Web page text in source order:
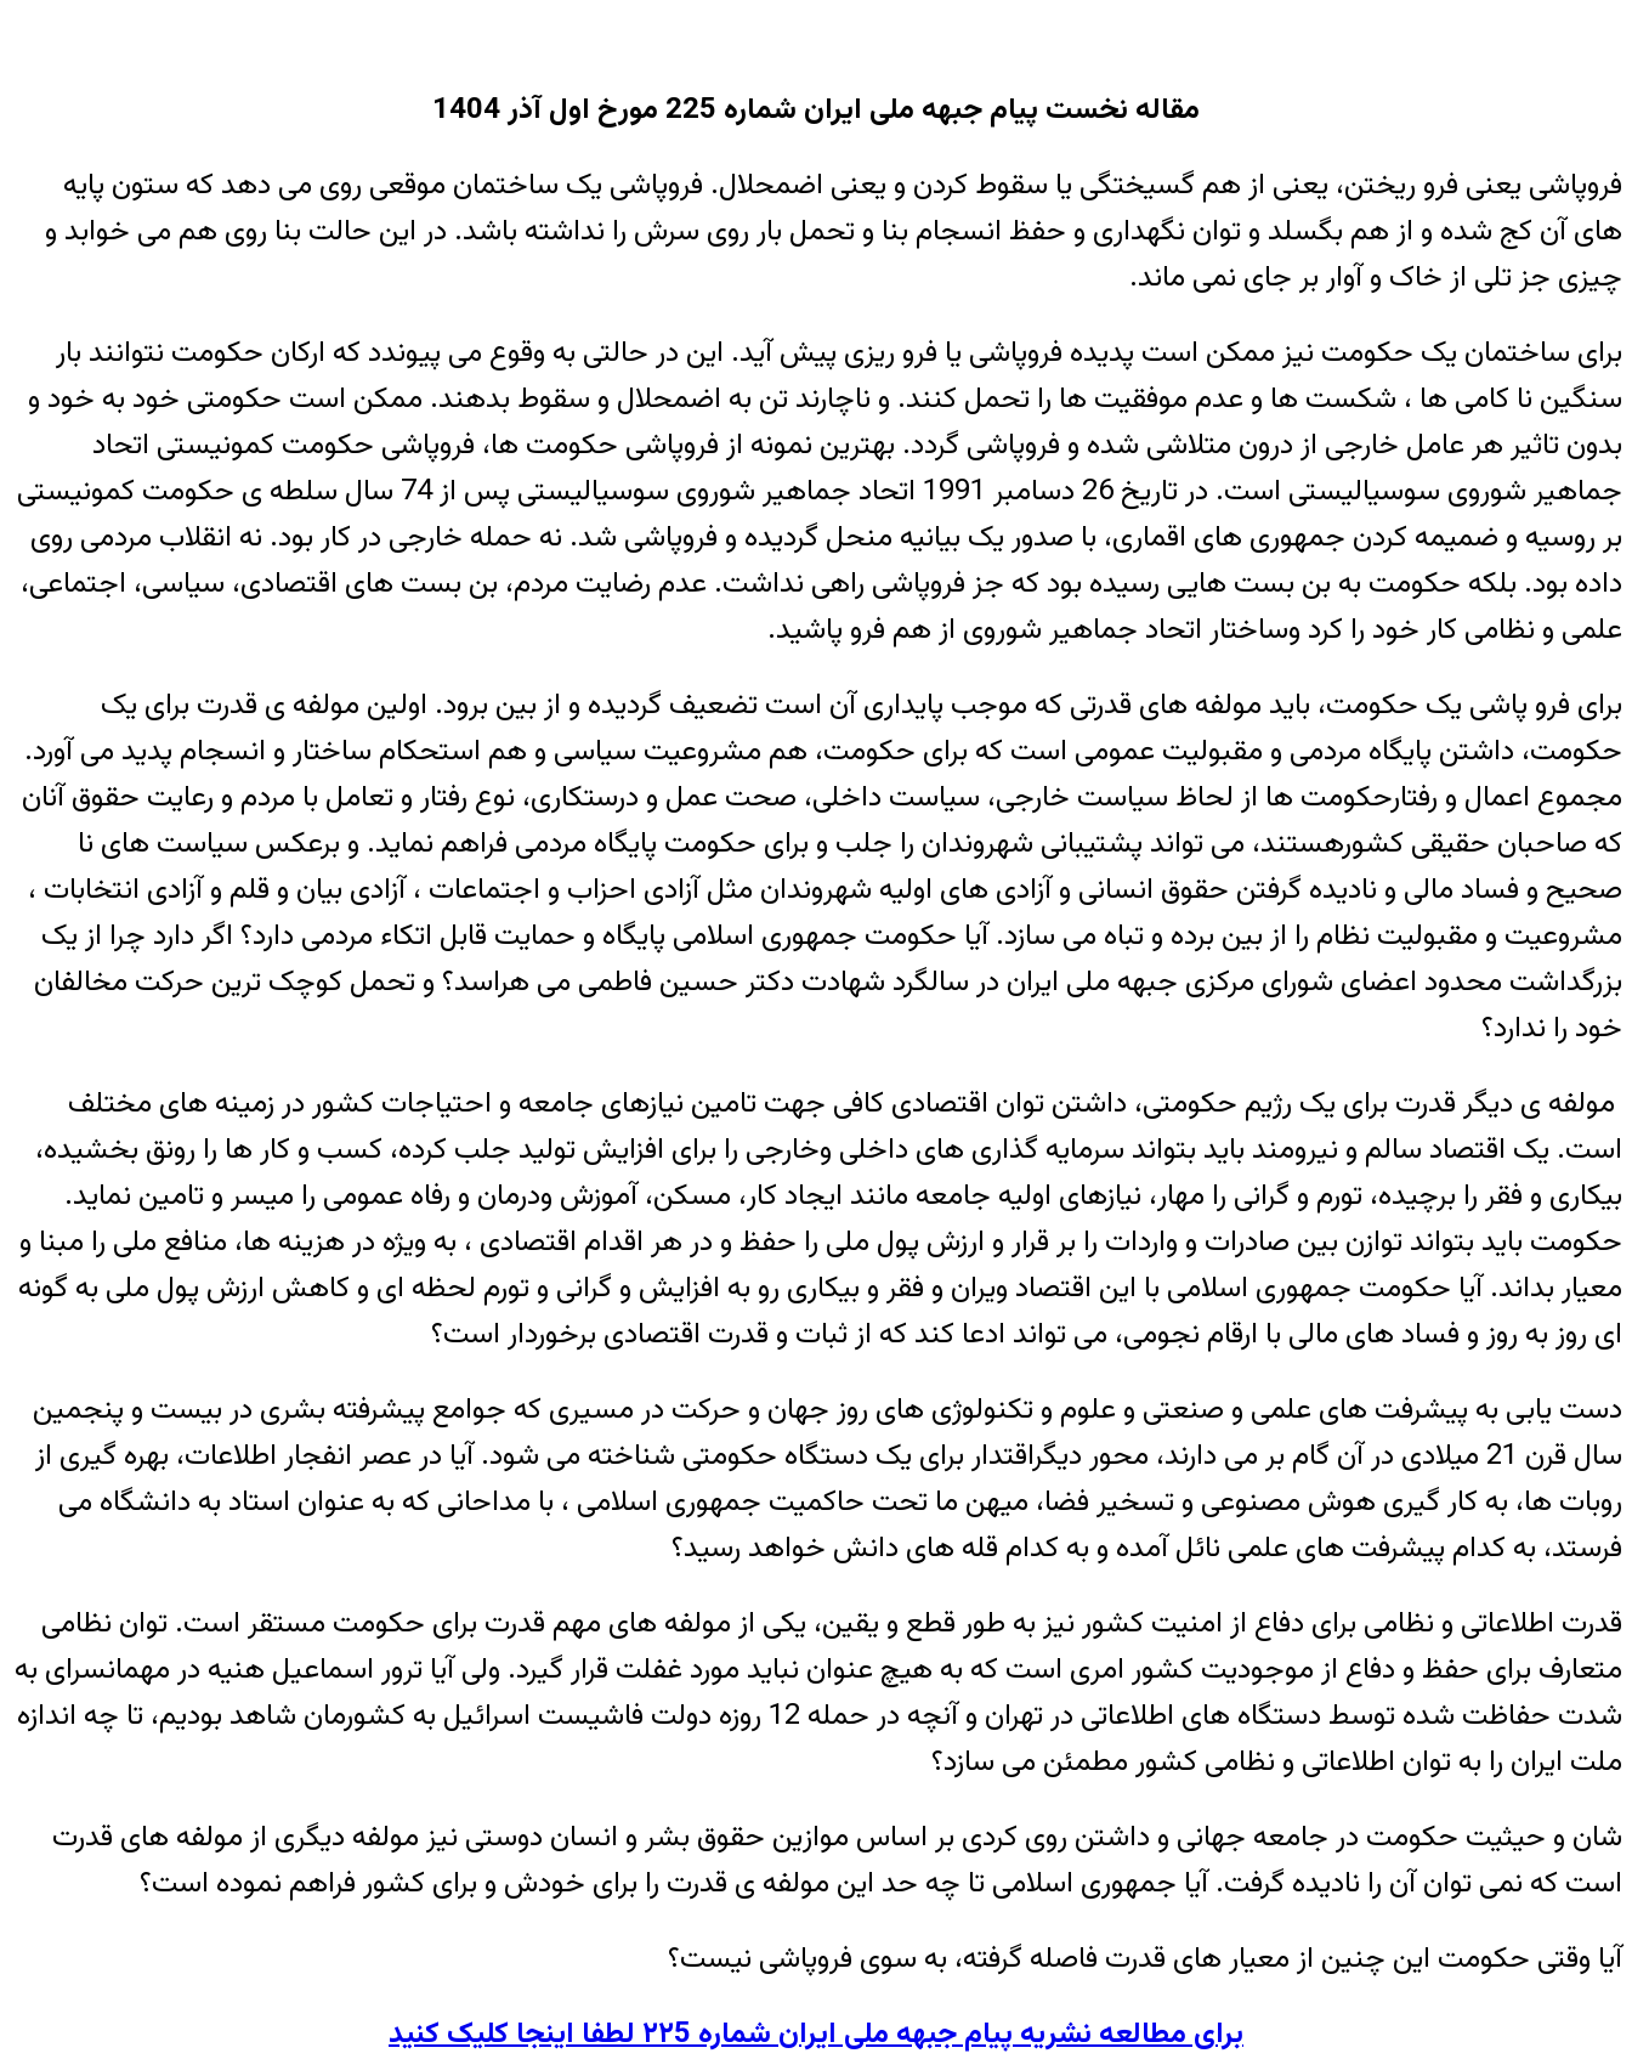
مقاله نخست پیام جبهه ملی ایران شماره 225 مورخ اول آذر 1404
فروپاشی یعنی فرو ریختن، یعنی از هم گسیختگی یا سقوط کردن و یعنی اضمحلال. فروپاشی یک ساختمان موقعی روی می دهد که ستون پایه
های آن کج شده و از هم بگسلد و توان نگهداری و حفظ انسجام بنا و تحمل بار روی سرش را نداشته باشد. در این حالت بنا روی هم می خوابد و
چیزی جز تلی از خاک و آوار بر جای نمی ماند.
برای ساختمان یک حکومت نیز ممکن است پدیده فروپاشی یا فرو ریزی پیش آید. این در حالتی به وقوع می پیوندد که ارکان حکومت نتوانند بار
سنگین نا کامی ها ، شکست ها و عدم موفقیت ها را تحمل کنند. و ناچارند تن به اضمحلال و سقوط بدهند. ممکن است حکومتی خود به خود و
بدون تاثیر هر عامل خارجی از درون متلاشی شده و فروپاشی گردد. بهترین نمونه از فروپاشی حکومت ها، فروپاشی حکومت کمونیستی اتحاد
جماهیر شوروی سوسیالیستی است. در تاریخ 26 دسامبر 1991 اتحاد جماهیر شوروی سوسیالیستی پس از 74 سال سلطه ی حکومت کمونیستی
بر روسیه و ضمیمه کردن جمهوری های اقماری، با صدور یک بیانیه منحل گردیده و فروپاشی شد. نه حمله خارجی در کار بود. نه انقلاب مردمی روی
داده بود. بلکه حکومت به بن بست هایی رسیده بود که جز فروپاشی راهی نداشت. عدم رضایت مردم، بن بست های اقتصادی، سیاسی، اجتماعی،
علمی و نظامی کار خود را کرد وساختار اتحاد جماهیر شوروی از هم فرو پاشید.
برای فرو پاشی یک حکومت، باید مولفه های قدرتی که موجب پایداری آن است تضعیف گردیده و از بین برود. اولین مولفه ی قدرت برای یک
حکومت، داشتن پایگاه مردمی و مقبولیت عمومی است که برای حکومت، هم مشروعیت سیاسی و هم استحکام ساختار و انسجام پدید می آورد.
مجموع اعمال و رفتارحکومت ها از لحاظ سیاست خارجی، سیاست داخلی، صحت عمل و درستکاری، نوع رفتار و تعامل با مردم و رعایت حقوق آنان
که صاحبان حقیقی کشورهستند، می تواند پشتیبانی شهروندان را جلب و برای حکومت پایگاه مردمی فراهم نماید. و برعکس سیاست های نا
صحیح و فساد مالی و نادیده گرفتن حقوق انسانی و آزادی های اولیه شهروندان مثل آزادی احزاب و اجتماعات ، آزادی بیان و قلم و آزادی انتخابات ،
مشروعیت و مقبولیت نظام را از بین برده و تباه می سازد. آیا حکومت جمهوری اسلامی پایگاه و حمایت قابل اتکاء مردمی دارد؟ اگر دارد چرا از یک
بزرگداشت محدود اعضای شورای مرکزی جبهه ملی ایران در سالگرد شهادت دکتر حسین فاطمی می هراسد؟ و تحمل کوچک ترین حرکت مخالفان
خود را ندارد؟
مولفه ی دیگر قدرت برای یک رژیم حکومتی، داشتن توان اقتصادی کافی جهت تامین نیازهای جامعه و احتیاجات کشور در زمینه های مختلف
است. یک اقتصاد سالم و نیرومند باید بتواند سرمایه گذاری های داخلی وخارجی را برای افزایش تولید جلب کرده، کسب و کار ها را رونق بخشیده،
بیکاری و فقر را برچیده، تورم و گرانی را مهار، نیازهای اولیه جامعه مانند ایجاد کار، مسکن، آموزش ودرمان و رفاه عمومی را میسر و تامین نماید.
حکومت باید بتواند توازن بین صادرات و واردات را بر قرار و ارزش پول ملی را حفظ و در هر اقدام اقتصادی ، به ویژه در هزینه ها، منافع ملی را مبنا و
معیار بداند. آیا حکومت جمهوری اسلامی با این اقتصاد ویران و فقر و بیکاری رو به افزایش و گرانی و تورم لحظه ای و کاهش ارزش پول ملی به گونه
ای روز به روز و فساد های مالی با ارقام نجومی، می تواند ادعا کند که از ثبات و قدرت اقتصادی برخوردار است؟
دست یابی به پیشرفت های علمی و صنعتی و علوم و تکنولوژی های روز جهان و حرکت در مسیری که جوامع پیشرفته بشری در بیست و پنجمین
سال قرن 21 میلادی در آن گام بر می دارند، محور دیگراقتدار برای یک دستگاه حکومتی شناخته می شود. آیا در عصر انفجار اطلاعات، بهره گیری از
روبات ها، به کار گیری هوش مصنوعی و تسخیر فضا، میهن ما تحت حاکمیت جمهوری اسلامی ، با مداحانی که به عنوان استاد به دانشگاه می
فرستد، به کدام پیشرفت های علمی نائل آمده و به کدام قله های دانش خواهد رسید؟
قدرت اطلاعاتی و نظامی برای دفاع از امنیت کشور نیز به طور قطع و یقین، یکی از مولفه های مهم قدرت برای حکومت مستقر است. توان نظامی
متعارف برای حفظ و دفاع از موجودیت کشور امری است که به هیچ عنوان نباید مورد غفلت قرار گیرد. ولی آیا ترور اسماعیل هنیه در مهمانسرای به
شدت حفاظت شده توسط دستگاه های اطلاعاتی در تهران و آنچه در حمله 12 روزه دولت فاشیست اسرائیل به کشورمان شاهد بودیم، تا چه اندازه
ملت ایران را به توان اطلاعاتی و نظامی کشور مطمئن می سازد؟
شان و حیثیت حکومت در جامعه جهانی و داشتن روی کردی بر اساس موازین حقوق بشر و انسان دوستی نیز مولفه دیگری از مولفه های قدرت
است که نمی توان آن را نادیده گرفت. آیا جمهوری اسلامی تا چه حد این مولفه ی قدرت را برای خودش و برای کشور فراهم نموده است؟
آیا وقتی حکومت این چنین از معیار های قدرت فاصله گرفته، به سوی فروپاشی نیست؟
برای مطالعه نشریه پیام جبهه ملی ایران شماره ۲۲5 لطفا اینجا کلیک کنید